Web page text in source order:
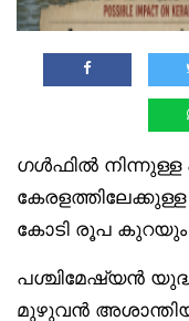
ഗൾഫിൽ
കേരളത്തിലേക്കുള്ള
കോടി രൂപ കുറയും
പശ്ചിമേഷ്യൻ
മുഴുവൻ